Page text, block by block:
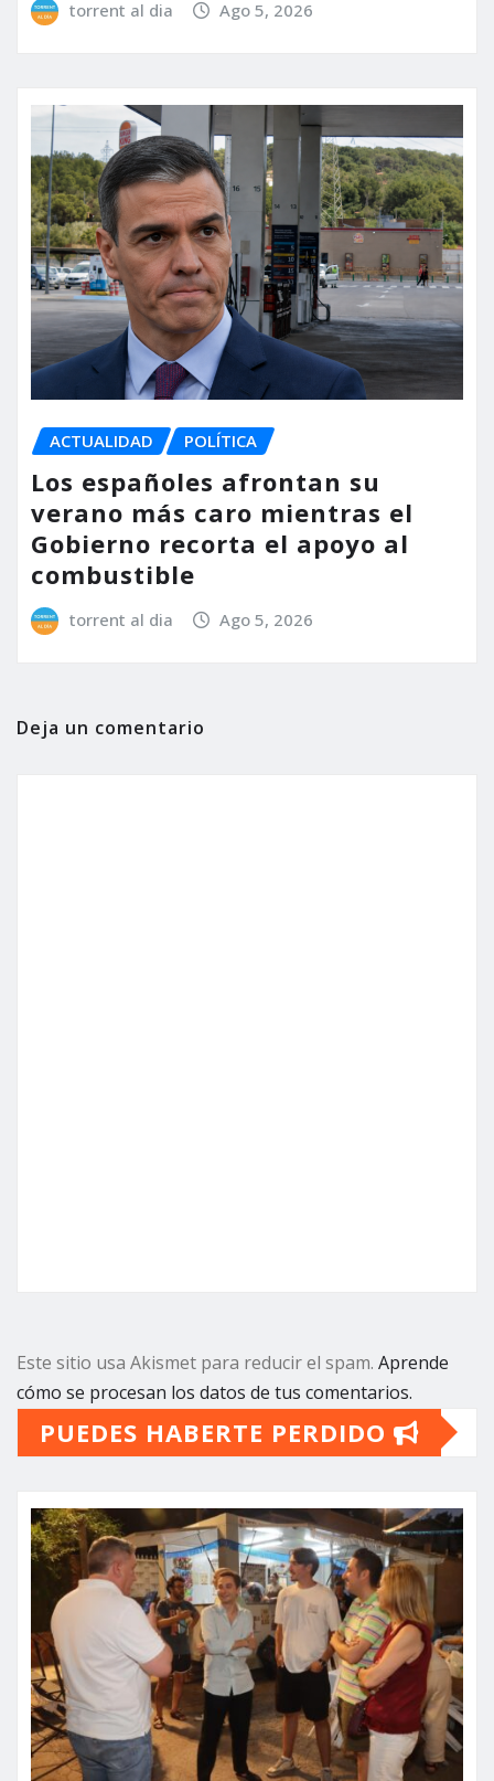
torrent al dia Ago 5, 2026
ACTUALIDAD POLÍTICA
Los españoles afrontan su
verano más caro mientras el
Gobierno recorta el apoyo al
combustible
torrent al dia Ago 5, 2026
Deja un comentario
Este sitio usa Akismet para reducir el spam. Aprende
cómo se procesan los datos de tus comentarios.
PUEDES HABERTE PERDIDO